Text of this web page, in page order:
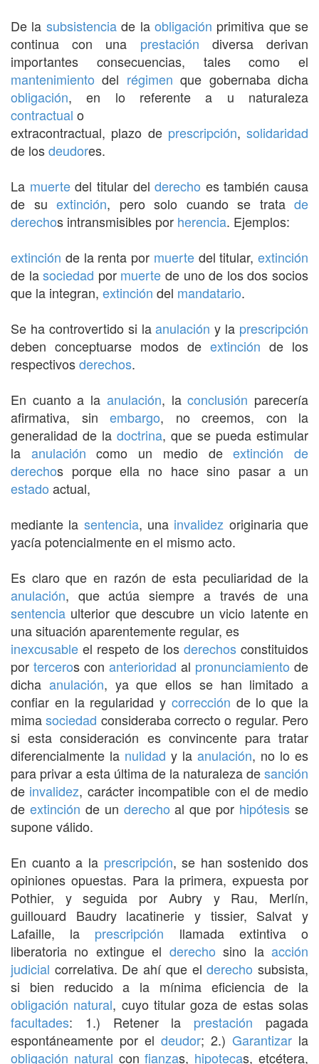
De la subsistenciade la obligación primitiva que se
continua con una prestación diversa derivan
importantes consecuencias, tales como el
mantenimiento del régimen que gobernaba dicha
obligación, en lo referente a u naturaleza
contractual o
extracontractual, plazo de prescripción, solidaridad
de losdeudores.
La muertedel titular delderecho es también causa
de su extinción, pero solo cuando se trata de
derechos intransmisibles por herencia. Ejemplos:
extinción de la renta por muertedel titular, extinción
de lasociedad por muerte de uno de los dos socios
que la integran, extinción del mandatario.
Se ha controvertido si laanulación y la prescripción
deben conceptuarse modos de extinción de los
respectivosderechos.
En cuanto a la anulación, laconclusión parecería
afirmativa, sin embargo, no creemos, con la
generalidad de la doctrina, que se pueda estimular
la anulación como un medio deextinción
de
derechos porque ella no hace sino pasar a un
estado actual,
mediante la sentencia, una invalidez originaria que
yacía potencialmente en el mismo acto.
Es claro que en razón de esta peculiaridad de la
anulación, que actúa siempre a través de una
sentencia ulterior que descubre un vicio latente en
una situación aparentemente regular, es
inexcusable el respeto de los derechosconstituidos
por terceros con anterioridad al pronunciamiento de
dicha anulación, ya que ellos se han limitado a
confiar en la regularidad y corrección de lo que la
mimasociedad consideraba correcto o regular. Pero
si esta consideración es convincente para tratar
diferencialmente la nulidad y la anulación, no lo es
para privar a esta última de la naturaleza desanción
de invalidez, carácter incompatible con el de medio
de extinción de un derecho al que por hipótesis se
supone válido.
En cuanto a la prescripción, se han sostenido dos
opiniones opuestas. Para la primera, expuesta por
Pothier, y seguida por Aubry y Rau, Merlín,
guillouard Baudry lacatinerie y tissier, Salvat y
Lafaille, la prescripción llamada extintiva o
liberatoria no extingue el derecho sino laacción
judicial correlativa. De ahí que elderecho subsista,
si bien reducido a la mínima eficiencia de la
obligación natural, cuyo titular goza de estas solas
facultades: 1.) Retener la prestación pagada
espontáneamente por el deudor; 2.) Garantizar la
obligación natural confianzas, hipotecas, etcétera,